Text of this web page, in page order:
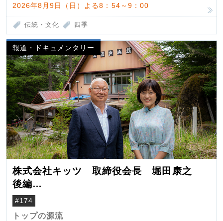
2026年8月9日（日）よる8：54～9：00
伝統・文化 四季
報道・ドキュメンタリー
株式会社キッツ 取締役会長 堀田康之
後編
米国駐在でも浮かんだ八ヶ岳 山小屋を営
んだ父母
#174
トップの源流